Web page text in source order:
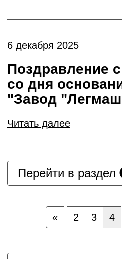
6 декабря 2025
Поздравление
со дня
"Завод
Читать далее
Перейти в раздел
« 2 3 4